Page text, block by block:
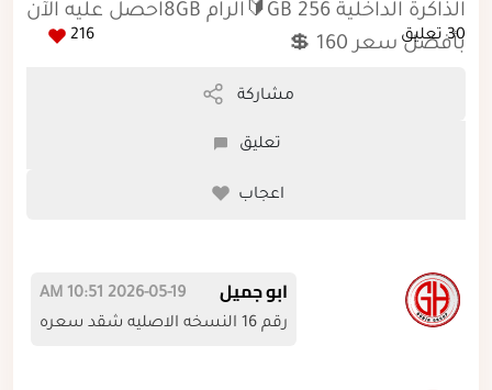
الذاكرة الداخلية 256 GB🔰الرام 8GBاحصل عليه الآن
بأفضل سعر 160 💲
30 تعليق 216
مشاركة
تعليق
اعجاب
ابو جميل
2026-05-19 10:51 AM
رقم 16 النسخه الاصليه شقد سعره